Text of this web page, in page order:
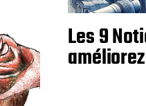
Les 9